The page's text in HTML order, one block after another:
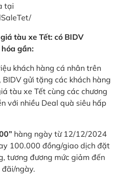
tại
tàu xe Tết: có BIDV
gần:
khách hàng cá nhân trên
gửi tặng các khách hàng
tàu xe Tết cùng các chương
với nhiều Deal quà siêu hấp
hàng ngày từ 12/12/2024
100.000 đồng/giao dịch đặt
tương đương mức giảm đến
ngày.